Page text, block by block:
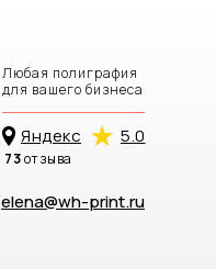
elena@wh-print.ru
Любая полиграфия
для вашего бизнеса
Яндекc 5.0
73отзыва